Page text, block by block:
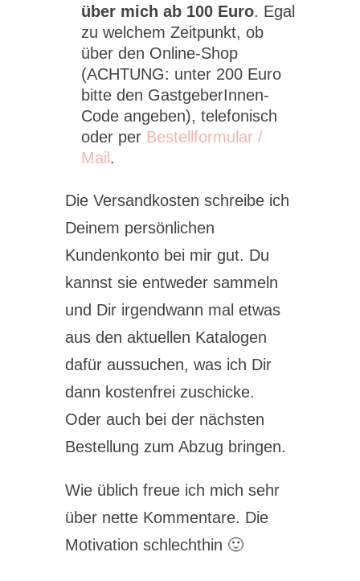
über mich ab 100 Euro. Egal
zu welchem Zeitpunkt, ob
über den Online-Shop
(ACHTUNG: unter 200 Euro
bitte den GastgeberInnen-
Code angeben), telefonisch
oder per Bestellformular /
Mail .
Die Versandkosten schreibe ich
Deinem persönlichen
Kundenkonto bei mir gut. Du
kannst sie entweder sammeln
und Dir irgendwann mal etwas
aus den aktuellen Katalogen
dafür aussuchen, was ich Dir
dann kostenfrei zuschicke.
Oder auch bei der nächsten
Bestellung zum Abzug bringen.
Wie üblich freue ich mich sehr
über nette Kommentare. Die
Motivation schlechthin 🙂